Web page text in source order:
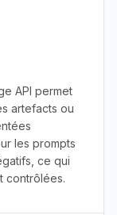
API permet
artefacts ou
les prompts
ce qui
contrôlées.